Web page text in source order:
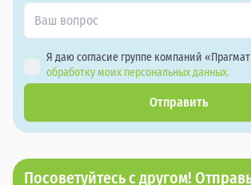
Я даю согласие группе компаний
обработку моих персональных данных.
Отправить
Посоветуйтесь с другом!